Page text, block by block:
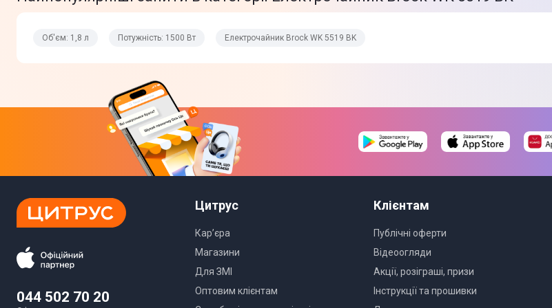
Об'єм: 1,8 л Потужність: 1500 Вт Електрочайник Brock WK 5519 BK
044 502 70 20
Цитрус
Кар’єра
Магазини
Для ЗМІ
Оптовим клієнтам
Клієнтам
Публічні оферти
Відеоогляди
Акції, розіграші, призи
Інструкції та прошивки